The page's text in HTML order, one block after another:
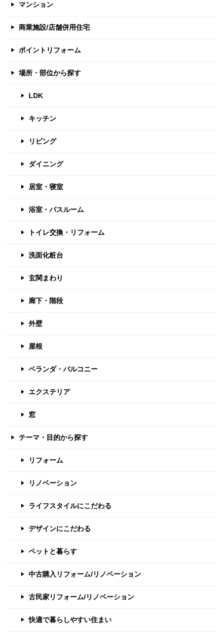
マンション
商業施設/店舗併用住宅
ポイントリフォーム
場所・部位から探す
LDK
キッチン
リビング
ダイニング
居室・寝室
浴室・バスルーム
トイレ交換・リフォーム
洗面化粧台
玄関まわり
廊下・階段
外壁
屋根
ベランダ・バルコニー
エクステリア
窓
テーマ・目的から探す
リフォーム
リノベーション
ライフスタイルにこだわる
デザインにこだわる
ペットと暮らす
中古購入リフォーム/リノベーション
古民家リフォーム/リノベーション
快適で暮らしやすい住まい